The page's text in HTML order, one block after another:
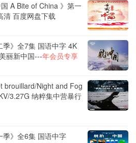
A Bite of China 》第一
清 百度网盘下载
》全7集 国语中字 4K
丽新中国---年会员专享
brouillard/Night and Fog
3.27G 纳粹集中营暴行
季》全6集 国语中字